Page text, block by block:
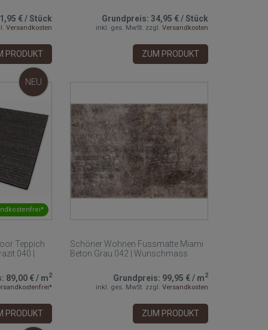
€/Stück
Versandkosten
PRODUKT
Grundpreis: 34,95 €/Stück
inkl. ges. MwSt. zzgl. Versandkosten
ZUM PRODUKT
NEU
Teppich
040 |
89,00 €/ m2
PRODUKT
Schöner Wohnen Fussmatte Miami
Beton Grau 042 | Wunschmass
Grundpreis: 99,95 €/ m2
inkl. ges. MwSt. zzgl. Versandkosten
ZUM PRODUKT